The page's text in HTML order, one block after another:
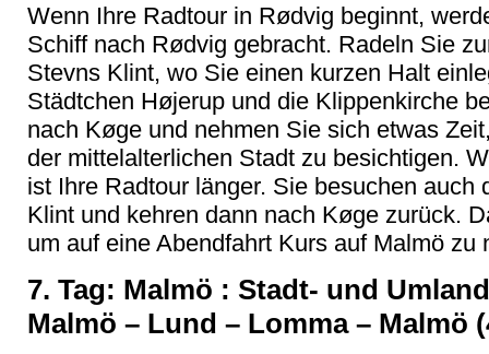
Wenn Ihre Radtour in Rødvig beginnt,
Schiff nach Rødvig gebracht. Radeln Sie
Stevns Klint, wo Sie einen kurzen Halt
Städtchen Højerup und die Klippenkirche
nach Køge und nehmen Sie sich etwas
der mittelalterlichen Stadt zu besichtigen.
ist Ihre Radtour länger. Sie besuchen auch
Klint und kehren dann nach Køge zurück.
um auf eine Abendfahrt Kurs auf Malmö zu
7. Tag: Malmö : Stadt- und
Malmö – Lund – Lomma – Malmö